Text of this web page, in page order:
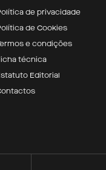
de privacidade
de Cookies
e condições
técnica
Editorial